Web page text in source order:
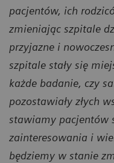
pacjentów, ich
zmieniając szpitale
przyjazne i
szpitale stały się
każde badanie, czy
pozostawiały złych
stawiamy pacjentów
zainteresowania i
będziemy w stanie